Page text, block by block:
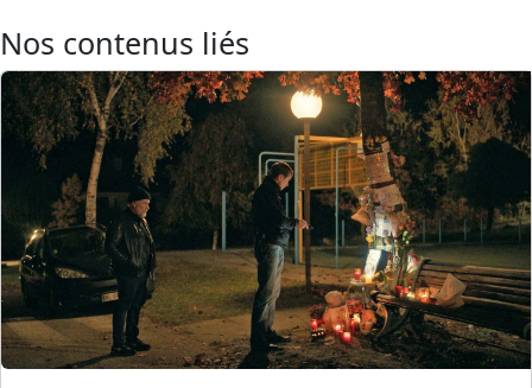
Nos contenus liés